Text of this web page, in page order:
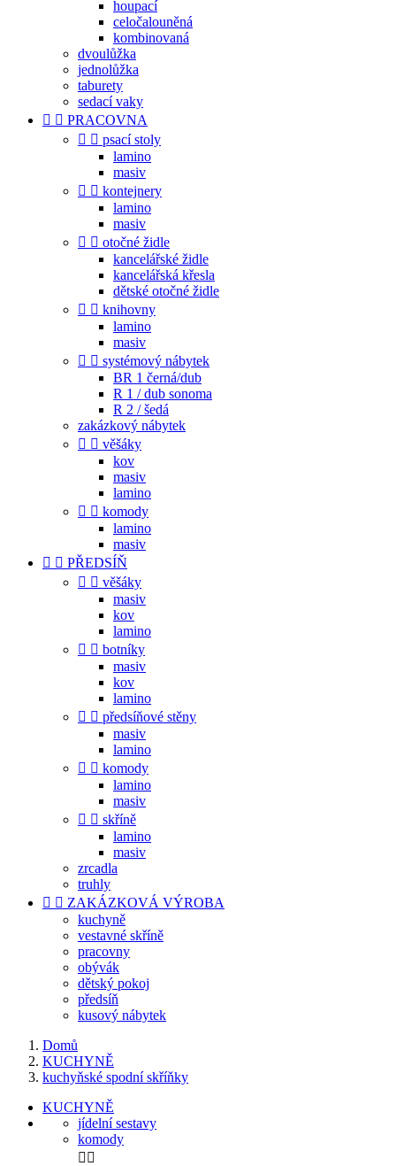
houpací
celočalouněná
kombinovaná
dvoulůžka
jednolůžka
taburety
sedací vaky
  PRACOVNA
  psací stoly
lamino
masiv
  kontejnery
lamino
masiv
  otočné židle
kancelářské židle
kancelářská křesla
dětské otočné židle
  knihovny
lamino
masiv
  systémový nábytek
BR 1 černá/dub
R 1 / dub sonoma
R 2 / šedá
zakázkový nábytek
  věšáky
kov
masiv
lamino
  komody
lamino
masiv
  PŘEDSÍŇ
  věšáky
masiv
kov
lamino
  botníky
masiv
kov
lamino
  předsíňové stěny
masiv
lamino
  komody
lamino
masiv
  skříně
lamino
masiv
zrcadla
truhly
  ZAKÁZKOVÁ VÝROBA
kuchyně
vestavné skříně
pracovny
obývák
dětský pokoj
předsíň
kusový nábytek
Domů
KUCHYNĚ
kuchyňské spodní skříňky
KUCHYNĚ
jídelní sestavy
komody
 